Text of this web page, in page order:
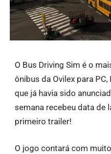
O Bus Driving Sim é o
ônibus da Ovilex para PC,
que já havia sido
semana recebeu data de
primeiro trailer!
O jogo contará com